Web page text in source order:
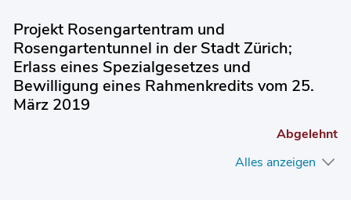
Projekt Rosengartentram und
Rosengartentunnel in der Stadt Zürich;
Erlass eines Spezialgesetzes und
Bewilligung eines Rahmenkredits vom 25.
März 2019
Abgelehnt
Alles anzeigen